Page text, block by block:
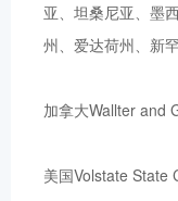
亚、坦桑尼亚、墨
州、爱达荷州、新
加拿大Wallter and
美国Volstate State